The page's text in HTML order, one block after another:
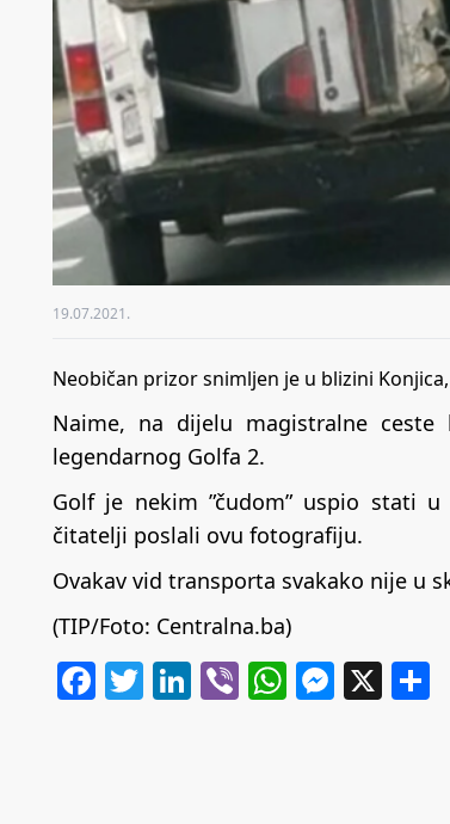
19.07.2021.
Neobičan prizor snimljen je u blizini
Naime, na dijelu magistralne
legendarnog Golfa 2.
Golf je nekim ”čudom” uspio stati
čitatelji poslali ovu fotografiju.
Ovakav vid transporta svakako nije u
(TIP/Foto: Centralna.ba)
Facebook
Twitter
LinkedIn
ViberWhatsApp
X